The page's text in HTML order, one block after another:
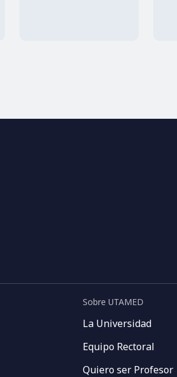
Sobre UTAMED
La Universidad
Equipo Rectoral
Quiero ser Profesor